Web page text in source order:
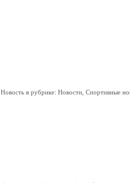
Новость в рубрике: Новости, Спортивные